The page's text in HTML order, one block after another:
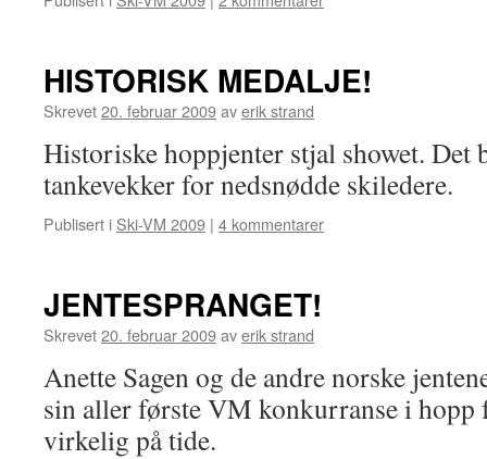
HISTORISK MEDALJE!
Skrevet20. februar 2009averik strand
Historiske hoppjenter stjal showet. Det
tankevekker for nedsnødde skiledere.
Publisert i Ski-VM 2009 | 4 kommentarer
JENTESPRANGET!
Skrevet20. februar 2009averik strand
Anette Sagen og de andre norske
sin aller første VM konkurranse i
virkelig på tide.